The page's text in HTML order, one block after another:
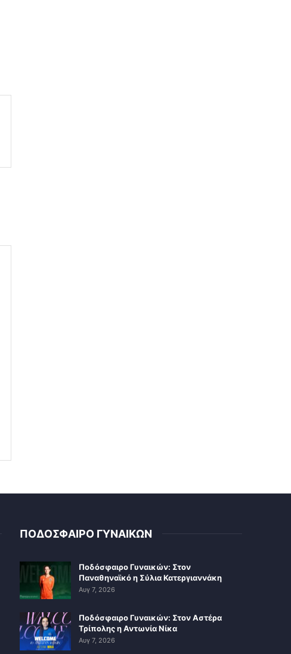
ΠΟΔΟΣΦΑΙΡΟ ΓΥΝΑΙΚΩΝ
Ποδόσφαιρο Γυναικών: Στον
Παναθηναϊκό η Σύλια Κατεργιαννάκη
Αυγ 7, 2026
Ποδόσφαιρο Γυναικών: Στον Αστέρα
Τρίπολης η Αντωνία Νίκα
Αυγ 7, 2026